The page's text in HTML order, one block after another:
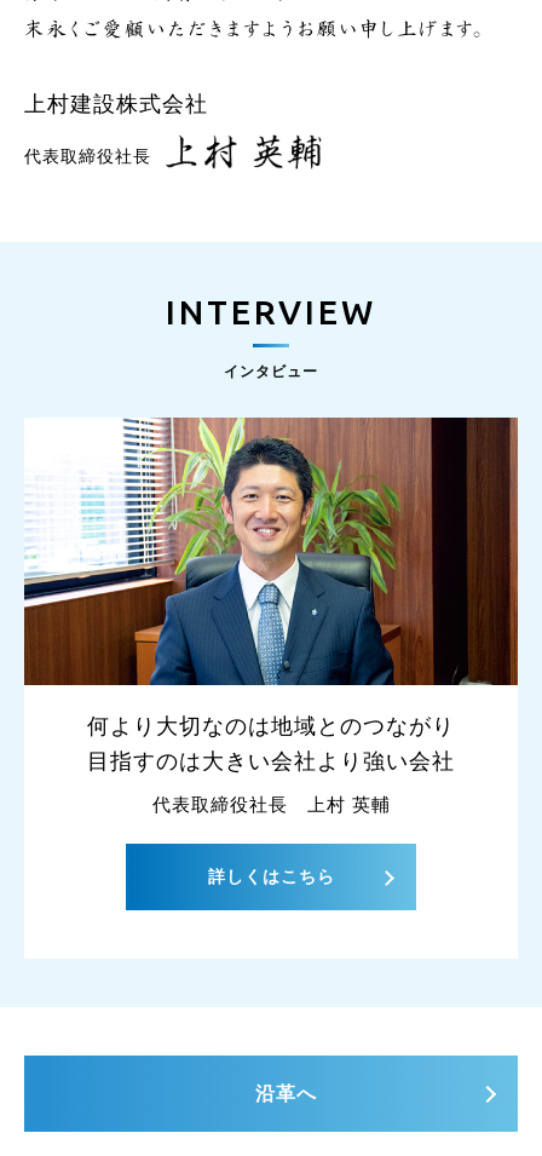
上村建設株式会社
代表取締役社長
INTERVIEW
インタビュー
何より大切なのは地域とのつながり
目指すのは大きい会社より強い会社
代表取締役社長 上村 英輔
詳しくはこちら
沿革へ